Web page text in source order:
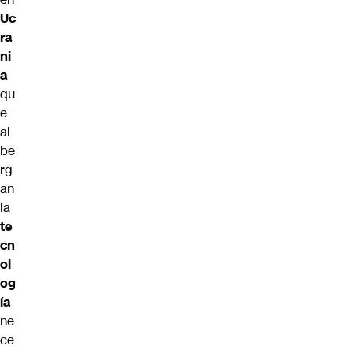
Uc
ra
ni
a
qu
e
al
be
rg
an
la
te
cn
ol
og
ía
ne
ce